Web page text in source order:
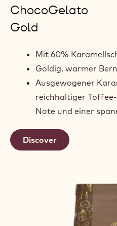
ChocoGelato
Gold
Mit 60%
Goldig, warmer
Ausgewogener
reichhaltiger
Note und einer
Discover